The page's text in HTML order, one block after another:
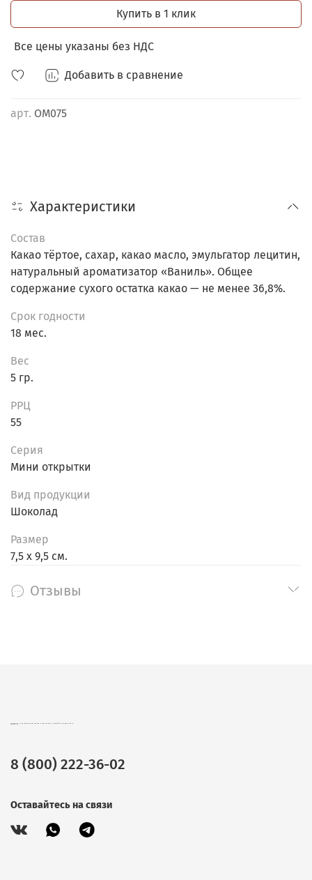
Добавить в сравнение
арт. ОМ075
Купить в 1 клик
Все цены указаны без НДС
Характеристики
Состав
Какао тёртое, сахар, какао масло, эмульгатор лецитин,
натуральный ароматизатор «Ваниль». Общее
содержание сухого остатка какао — не менее 36,8%.
Срок годности
18 мес.
Вес
5 гр.
РРЦ
55
Серия
Мини открытки
Вид продукции
Шоколад
Размер
7,5 х 9,5 см.
Отзывы
8 (800) 222-36-02
Оставайтесь на связи